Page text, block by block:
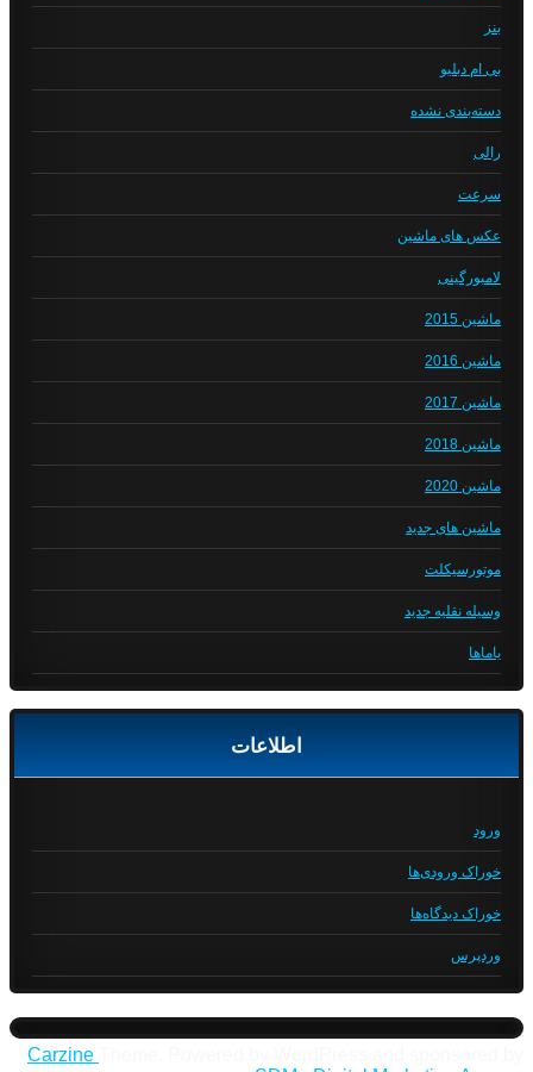
بنز
بی ام دبلیو
دسته‌بندی نشده
رالی
سرعت
عکس های ماشین
لامبورگینی
ماشین 2015
ماشین 2016
ماشین 2017
ماشین 2018
ماشین 2020
ماشین های جدید
موتورسیکلت
وسیله نقلیه جدید
یاماها
اطلاعات
ورود
خوراک ورودی‌ها
خوراک دیدگاه‌ها
وردپرس
Carzine